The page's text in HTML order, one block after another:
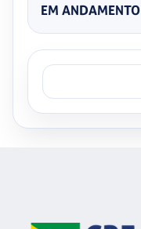
EM ANDAMENTO